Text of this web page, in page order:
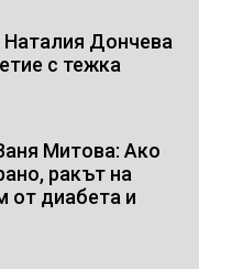
Наталия Дончева
с тежка
Митова: Ако
ракът на
от диабета и